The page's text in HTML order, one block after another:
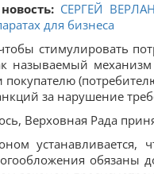
СЕРГЕЙ
для бизнеса
стимулировать
называемый
за нарушение
Верховная Рада
устанавливается,
обязаны